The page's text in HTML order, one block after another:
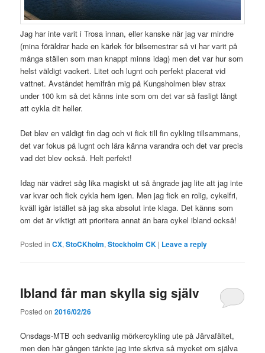
Jag har inte varit i Trosa innan, eller kanske när jag var mindre
(mina föräldrar hade en kärlek för bilsemestrar så vi har varit på
många ställen som man knappt minns idag) men det var hur som
helst väldigt vackert. Litet och lugnt och perfekt placerat vid
vattnet. Avståndet hemifrån mig på Kungsholmen blev strax
under 100 km så det känns inte som om det var så fasligt långt
att cykla dit heller.
Det blev en väldigt fin dag och vi fick till fin cykling tillsammans,
det var fokus på lugnt och lära känna varandra och det var precis
vad det blev också. Helt perfekt!
Idag när vädret såg lika magiskt ut så ångrade jag lite att jag inte
var kvar och fick cykla hem igen. Men jag fick en rolig, cykelfri,
kväll igår istället så jag ska absolut inte klaga. Det känns som
om det är viktigt att prioritera annat än bara cykel ibland också!
Posted in CX,StoCKholm,Stockholm CK | Leave a reply
Ibland får man skylla sig själv
Posted on2016/02/26
Onsdags-MTB och sedvanlig mörkercykling ute på Järvafältet,
men den här gången tänkte jag inte skriva så mycket om själva